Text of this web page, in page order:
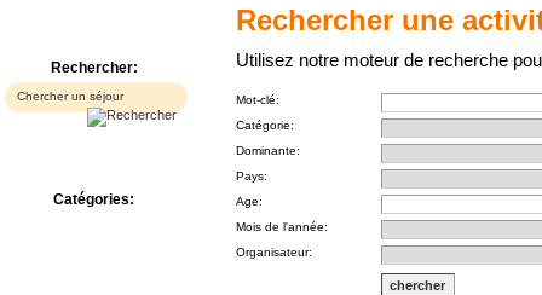
Rechercher:
Catégories:
Rechercher une
Utilisez notre moteur de recherche
Mot-clé:
Catégorie:
Dominante:
Pays:
Age:
Mois de l'année:
Organisateur: